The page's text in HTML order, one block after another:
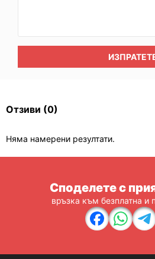
Отзиви (0)
Няма намерени резултати.
Споделете с
връзка към безплатна и